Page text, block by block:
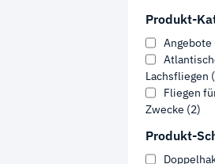
Produkt-
Angebote
Lachsfliegen
Fliegen
Zwecke (2)
Produkt-